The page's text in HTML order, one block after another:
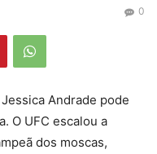
0
Andrade pode
O UFC escalou a
dos moscas,